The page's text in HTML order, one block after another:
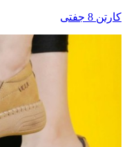
کارتن 8 جفتی